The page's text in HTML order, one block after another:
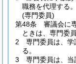
職務を代理する。
(専門委員)
第48条
審議会に
ときは、専門委
2
専門委員は、
る。
3
専門委員は、